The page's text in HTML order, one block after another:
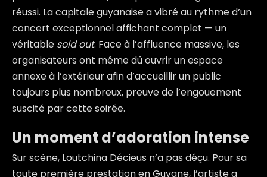
réussi. La capitale guyanaise a vibré au rythme d’un
concert exceptionnel affichant complet — un
véritable sold out. Face à l’affluence massive, les
organisateurs ont même dû ouvrir un espace
annexe à l’extérieur afin d’accueillir un public
toujours plus nombreux, preuve de l’engouement
suscité par cette soirée.
Un moment d’adoration intense
Sur scène, Loutchina Décieus n’a pas déçu. Pour sa
toute première prestation en Guyane, l’artiste a